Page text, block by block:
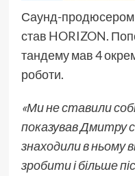
Саунд-продюсером
став HORIZON.
тандему мав 4
роботи.
«Ми не ставили
показував Дмитру
знаходили в ньому
зробити і більше